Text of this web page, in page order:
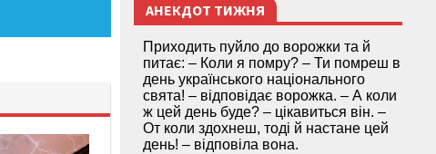
АНЕКДОТ ТИЖНЯ
Приходить пуйло до ворожки та й
питає: – Коли я помру? – Ти помреш в
день українського національного
свята! – відповідає ворожка. – А коли
ж цей день буде? – цікавиться він. –
От коли здохнеш, тоді й настане цей
день! – відповіла вона.